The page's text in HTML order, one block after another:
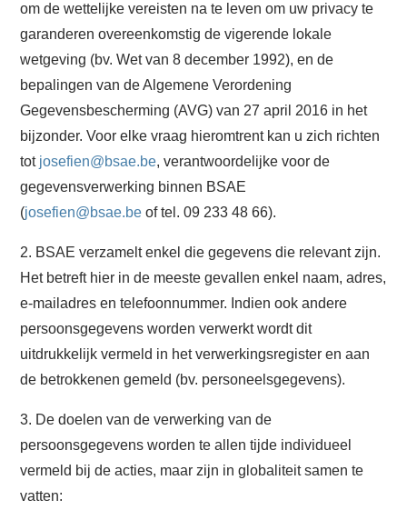
om de wettelijke vereisten na te leven om uw privacy te
garanderen overeenkomstig de vigerende lokale
wetgeving (bv. Wet van 8 december 1992), en de
bepalingen van de Algemene Verordening
Gegevensbescherming (AVG) van 27 april 2016 in het
bijzonder. Voor elke vraag hieromtrent kan u zich richten
tot josefien@bsae.be, verantwoordelijke voor de
gegevensverwerking binnen BSAE
(josefien@bsae.be of tel. 09 233 48 66).
2. BSAE verzamelt enkel die gegevens die relevant zijn.
Het betreft hier in de meeste gevallen enkel naam, adres,
e-mailadres en telefoonnummer. Indien ook andere
persoonsgegevens worden verwerkt wordt dit
uitdrukkelijk vermeld in het verwerkingsregister en aan
de betrokkenen gemeld (bv. personeelsgegevens).
3. De doelen van de verwerking van de
persoonsgegevens worden te allen tijde individueel
vermeld bij de acties, maar zijn in globaliteit samen te
vatten: